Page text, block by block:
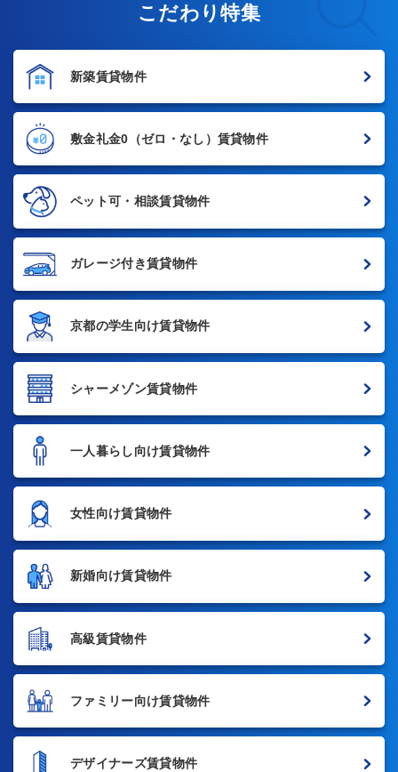
こだわり特集
新築賃貸物件
敷金礼金0 （ゼロ・なし）賃貸物件
ペット可・相談賃貸物件
ガレージ付き賃貸物件
京都の学生向け賃貸物件
シャーメゾン賃貸物件
一人暮らし向け賃貸物件
女性向け賃貸物件
新婚向け賃貸物件
高級賃貸物件
ファミリー向け賃貸物件
デザイナーズ賃貸物件